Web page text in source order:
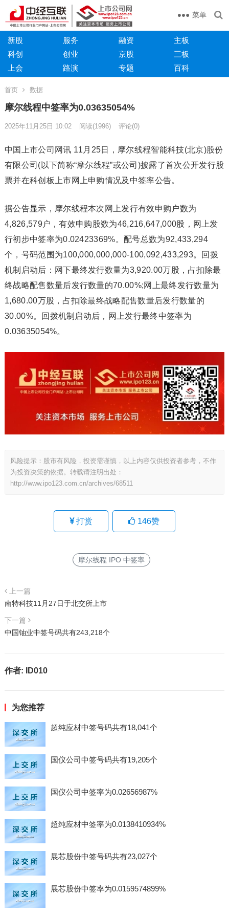
菜单
新股 服务 融资
主板
科创
创业 京股
三板
上会
路演 专题 百科
首页 数据
摩尔线程中签率为0.03635054%
2025年11月25日 10:02 阅读(1996) 评论(0)
中国上市公司网讯 11月25日，摩尔线程智能科技(北京)股份
有限公司(以下简称“摩尔线程”或公司)披露了首次公开发行股
票并在科创板上市网上申购情况及中签率公告。
据公告显示，摩尔线程本次网上发行有效申购户数为
4,826,579户，有效申购股数为46,216,647,000股，网上发
行初步中签率为0.02423369%。配号总数为92,433,294
个，号码范围为100,000,000,000-100,092,433,293。回拨
机制启动后：网下最终发行数量为3,920.00万股，占扣除最
终战略配售数量后发行数量的70.00%;网上最终发行数量为
1,680.00万股，占扣除最终战略配售数量后发行数量的
30.00%。回拨机制启动后，网上发行最终中签率为
0.03635054%。
风险提示：股市有风险，投资需谨慎，以上内容仅供投资者参考，不作
为投资决策的依据。转载请注明出处：
http://www.ipo123.com.cn/archives/68511
打赏 146赞
摩尔线程 IPO 中签率
上一篇
南特科技11月27日于北交所上市
下一篇
中国铀业中签号码共有243,218个
作者: ID010
为您推荐
超纯应材中签号码共有18,041个
国仪公司中签号码共有19,205个
国仪公司中签率为0.02656987%
超纯应材中签率为0.0138410934%
展芯股份中签号码共有23,027个
展芯股份中签率为0.0159574899%